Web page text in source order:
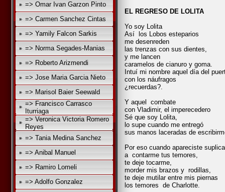
=> Omar Ivan Garzon Pinto
=> Carmen Sanchez Cintas
=> Yamily Falcon Sarkis
=> Norma Segades-Manias
=> Roberto Arizmendi
=> Jose Maria Garcia Nieto
=> Marisol Baier Seewald
=> Francisco Carrasco
Iturriaga
=> Veronica Victoria Romero
Reyes
=> Tania Medina Sanchez
=> Anibal Manuel
=> Ramiro Lomeli
=> Adolfo Gonzalez
EL REGRESO DE LOLITA
Yo soy Lolita
Así los Lobos esteparios
me desenreden
las trenzas con sus dientes,
y me lancen
caramelos de cianuro y goma.
Intuí mi nombre aquel día del
con los náufragos
¿recuerdas?.
Y aquel combate
con Vladimir, el imperecedero
Sé que soy Lolita,
lo supe cuando me entregó
sus manos laceradas de
Por eso cuando apareciste
a contarme tus temores,
te deje tocarme,
morder mis brazos y rodillas,
te deje mutilar entre mis piernas
los temores de Charlotte.